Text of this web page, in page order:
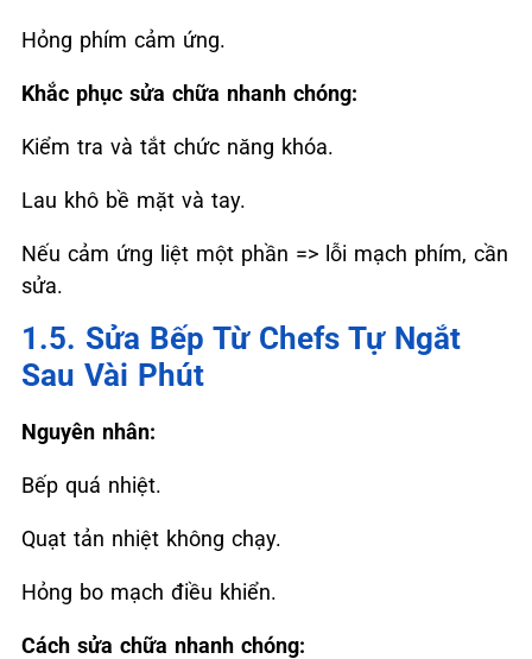
Hỏng phím cảm ứng.
Khắc phục sửa chữa nhanh chóng:
Kiểm tra và tắt chức năng khóa.
Lau khô bề mặt và tay.
Nếu cảm ứng liệt một phần => lỗi mạch phím, cần
sửa.
1.5. Sửa Bếp Từ Chefs Tự Ngắt
Sau Vài Phút
Nguyên nhân:
Bếp quá nhiệt.
Quạt tản nhiệt không chạy.
Hỏng bo mạch điều khiển.
Cách sửa chữa nhanh chóng: